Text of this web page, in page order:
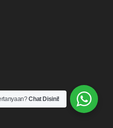
Chat Disini!